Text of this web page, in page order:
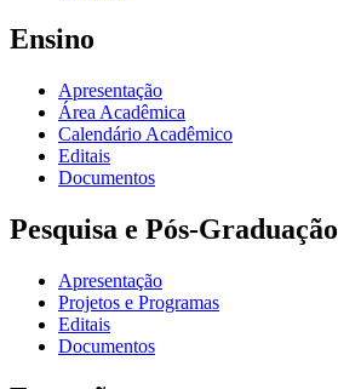
Ensino
Apresentação
Área Acadêmica
Calendário Acadêmico
Editais
Documentos
Pesquisa e Pós-Graduação
Apresentação
Projetos e Programas
Editais
Documentos